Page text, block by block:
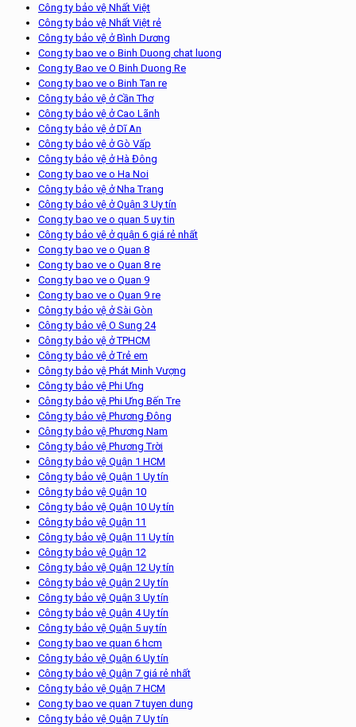
Công ty bảo vệ Nhất Việt
Công ty bảo vệ Nhất Việt rẻ
Công ty bảo vệ ở Bình Dương
Cong ty bao ve o Binh Duong chat luong
Cong ty Bao ve O Binh Duong Re
Cong ty bao ve o Binh Tan re
Công ty bảo vệ ở Cần Thơ
Công ty bảo vệ ở Cao Lãnh
Công ty bảo vệ ở Dĩ An
Công ty bảo vệ ở Gò Vấp
Công ty bảo vệ ở Hà Đông
Cong ty bao ve o Ha Noi
Công ty bảo vệ ở Nha Trang
Công ty bảo vệ ở Quận 3 Uy tín
Cong ty bao ve o quan 5 uy tin
Công ty bảo vệ ở quận 6 giá rẻ nhất
Cong ty bao ve o Quan 8
Cong ty bao ve o Quan 8 re
Cong ty bao ve o Quan 9
Cong ty bao ve o Quan 9 re
Công ty bảo vệ ở Sài Gòn
Công ty bảo vệ O Sung 24
Công ty bảo vệ ở TPHCM
Công ty bảo vệ ở Trẻ em
Công ty bảo vệ Phát Minh Vượng
Công ty bảo vệ Phi Ưng
Công ty bảo vệ Phi Ưng Bến Tre
Công ty bảo vệ Phương Đông
Công ty bảo vệ Phương Nam
Công ty bảo vệ Phương Trời
Công ty bảo vệ Quận 1 HCM
Công ty bảo vệ Quận 1 Uy tín
Công ty bảo vệ Quận 10
Công ty bảo vệ Quận 10 Uy tín
Công ty bảo vệ Quận 11
Công ty bảo vệ Quận 11 Uy tín
Công ty bảo vệ Quận 12
Công ty bảo vệ Quận 12 Uy tín
Công ty bảo vệ Quận 2 Uy tín
Công ty bảo vệ Quận 3 Uy tín
Công ty bảo vệ Quận 4 Uy tín
Công ty bảo vệ Quận 5 uy tín
Cong ty bao ve quan 6 hcm
Công ty bảo vệ Quận 6 Uy tín
Công ty bảo vệ Quận 7 giá rẻ nhất
Công ty bảo vệ Quận 7 HCM
Cong ty bao ve quan 7 tuyen dung
Công ty bảo vệ Quận 7 Uy tín